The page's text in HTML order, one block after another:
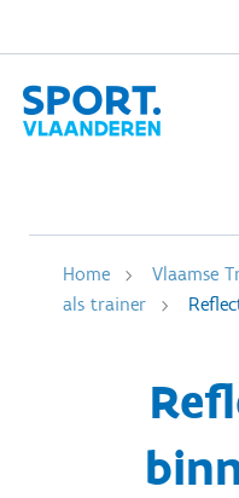
Home Vlaamse
als trainer